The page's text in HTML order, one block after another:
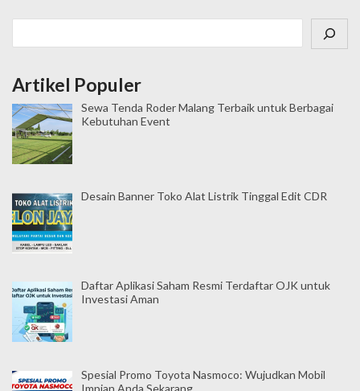
Artikel Populer
Sewa Tenda Roder Malang Terbaik untuk Berbagai
Kebutuhan Event
Desain Banner Toko Alat Listrik Tinggal Edit CDR
Daftar Aplikasi Saham Resmi Terdaftar OJK untuk
Investasi Aman
Spesial Promo Toyota Nasmoco: Wujudkan Mobil
Impian Anda Sekarang